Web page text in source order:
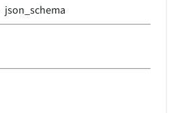
json_schema